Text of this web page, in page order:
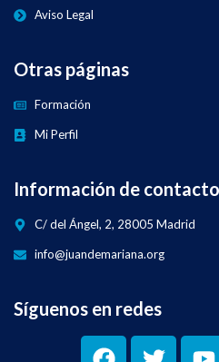
Aviso Legal
Otras páginas
Formación
Mi Perfil
Información de contacto
C/ del Ángel, 2, 28005 Madrid
info@juandemariana.org
Síguenos en redes